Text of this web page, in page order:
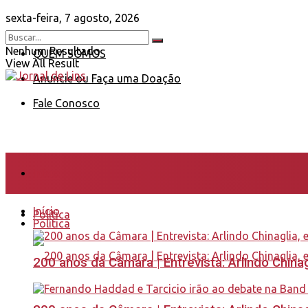
sexta-feira, 7 agosto, 2026
QUEM SOMOS
Anuncie ou Faça uma Doação
Fale Conosco
Nenhum Resultado
View All Result
Política
Início
Política
200 anos da Câmara | Entrevista: Arlindo